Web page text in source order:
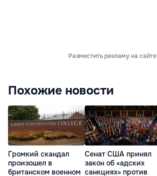
Разместить рекламу на сайте
Похожие новости
Громкий скандал
произошел в
британском военном
Сенат США принял
закон об «адских
санкциях» против